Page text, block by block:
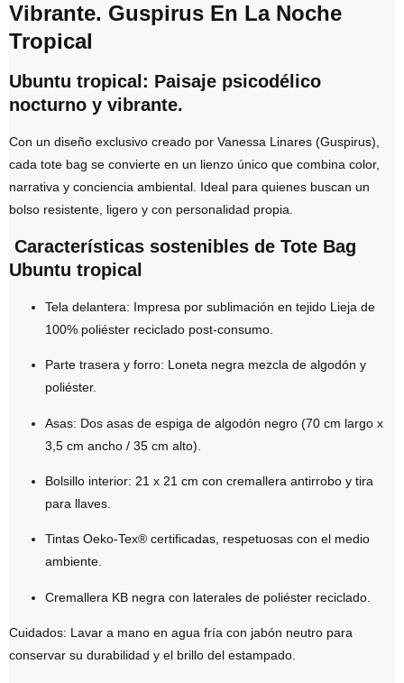
Vibrante. Guspirus En La Noche
Tropical
Ubuntu tropical: Paisaje psicodélico
nocturno y vibrante.
Con un diseño exclusivo creado por Vanessa Linares (Guspirus),
cada tote bag se convierte en un lienzo único que combina color,
narrativa y conciencia ambiental. Ideal para quienes buscan un
bolso resistente, ligero y con personalidad propia.
Características sostenibles de Tote Bag
Ubuntu tropical
Tela delantera: Impresa por sublimación en tejido Lieja de
100% poliéster reciclado post-consumo
Parte trasera y forro: Loneta negra mezcla de algodón y
poliéster.
Asas: Dos asas de espiga de algodón negro (70 cm largo x
3,5 cm ancho / 35 cm alto).
Bolsillo interior: 21 x 21 cm con cremallera antirrobo y tira
para llaves.
Tintas Oeko-Tex® certificadas, respetuosas con el medio
ambiente.
Cremallera KB negra con laterales de poliéster reciclado.
Cuidados: Lavar a mano en agua fría con jabón neutro para
conservar su durabilidad y el brillo del estampado.